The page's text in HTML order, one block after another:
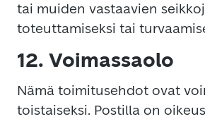
tai muiden vastaavien
toteuttamiseksi tai
12. Voimassaolo
Nämä toimitusehdot ovat
toistaiseksi. Postilla on